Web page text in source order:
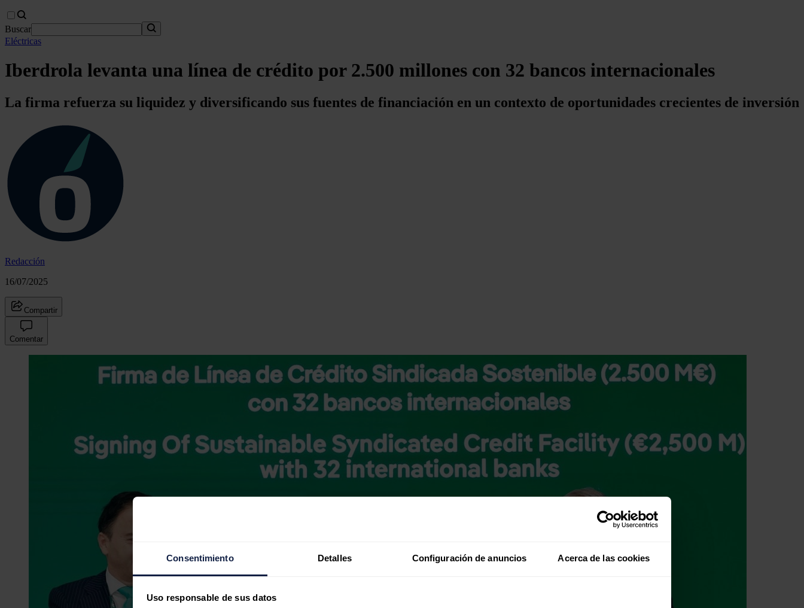
Consentimiento Detalles Configuración de anuncios Acerca de las cookies
Uso responsable de sus datos
Buscar
Eléctricas
Iberdrola levanta una línea de crédito por 2.500 millones con 32 bancos internacionales
La firma refuerza su liquidez y diversificando sus fuentes de financiación en un contexto de oportunidades crecientes de inversión
Redacción
16/07/2025
Compartir
Comentar